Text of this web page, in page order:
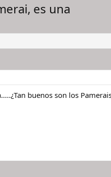
es una
buenos son los